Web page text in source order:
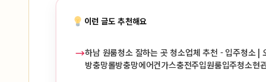
이런 글도 추천해요
→하남 원룸청소 잘하는 곳 청소업체 추천 - 입주청소 |
방충망롤방충망에어컨가스충전주입원룸입주청소현